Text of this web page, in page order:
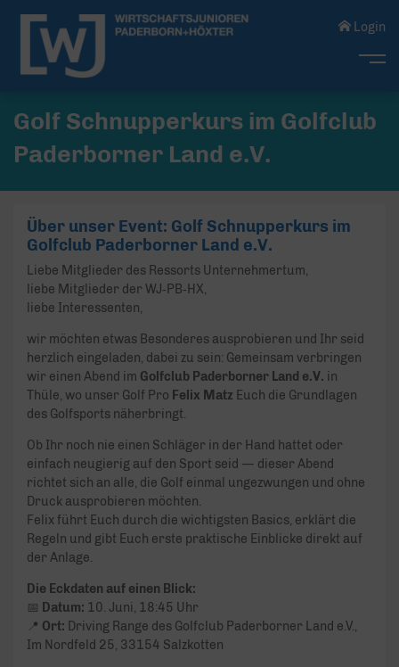
Login
Golf Schnupperkurs im Golfclub
Paderborner Land e.V.
Über unser Event: Golf Schnupperkurs im
Golfclub Paderborner Land e.V.
Liebe Mitglieder des Ressorts Unternehmertum,
liebe Mitglieder der WJ‑PB‑HX,
liebe Interessenten,
wir möchten etwas Besonderes ausprobieren und Ihr seid
herzlich eingeladen, dabei zu sein: Gemeinsam verbringen
wir einen Abend im Golfclub Paderborner Land e.V. in
Thüle, wo unser Golf Pro Felix Matz Euch die Grundlagen
des Golfsports näherbringt.
Ob Ihr noch nie einen Schläger in der Hand hattet oder
einfach neugierig auf den Sport seid — dieser Abend
richtet sich an alle, die Golf einmal ungezwungen und ohne
Druck ausprobieren möchten.
Felix führt Euch durch die wichtigsten Basics, erklärt die
Regeln und gibt Euch erste praktische Einblicke direkt auf
der Anlage.
Die Eckdaten auf einen Blick:
📅 Datum: 10. Juni, 18:45 Uhr
📍 Ort: Driving Range des Golfclub Paderborner Land e.V.,
Im Nordfeld 25, 33154 Salzkotten